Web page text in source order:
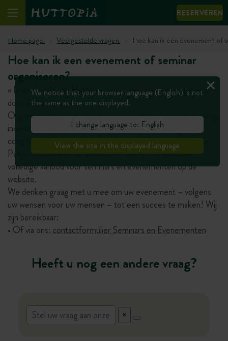
RESERVEREN
Home page Veelgestelde vragen Hoe kan ik een evenement of
Hoe kan ik een evenement of seminar
organiseren?
« In de wereld van Huttopia is uw evenement geïnspireerd
door de natuur! »
Organiseert u een seminar, evenement, directievergadering,
incentive, teambuilding weekend, productlancering of
congres, wij bieden vele oplossingen…in het groen! Vlakbij
Parijs, in Zuidwest- of Zuidoost-Frankrijk… u vindt ons
volledige aanbod voor seminars en evenementen op de
website.
We denken graag met u mee om uw evenement – volgens
uw wensen voor uw mensen – tot een succes te maken! Wij
zijn bereikbaar:
• Of via ons: contactformulier Seminars en Evenementen
Heeft u nog een andere vraag?
We notice that your browser language (English) is not
the same as the one displayed.
I change language to: English
View the site in the displayed language